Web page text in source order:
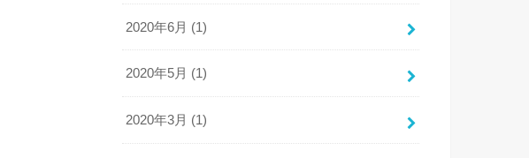
2020年6月 (1)
2020年5月 (1)
2020年3月 (1)